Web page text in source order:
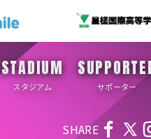
STADIUM
スタジアム サポーター
SHARE